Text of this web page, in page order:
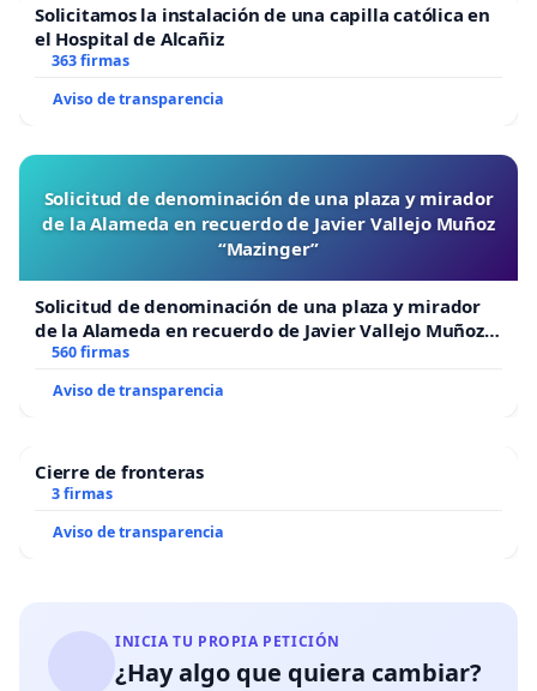
Solicitamos la instalación de una capilla católica en
el Hospital de Alcañiz
363 firmas
Aviso de transparencia
Solicitud de denominación de una plaza y mirador
de la Alameda en recuerdo de Javier Vallejo Muñoz
“Mazinger”
Solicitud de denominación de una plaza y mirador
de la Alameda en recuerdo de Javier Vallejo Muñoz
“Mazinger”
560 firmas
Aviso de transparencia
Cierre de fronteras
3 firmas
Aviso de transparencia
INICIA TU PROPIA PETICIÓN
¿Hay algo que quiera cambiar?